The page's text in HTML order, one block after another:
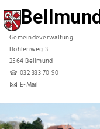
Bellmund
Gemeindeverwaltung
Hohlenweg 3
2564 Bellmund
032 333 70 90
E-Mail